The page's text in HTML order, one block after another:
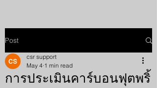
Post
การประเมินคาร์บอนฟุตพริ้
csr support
May 4 1 min read